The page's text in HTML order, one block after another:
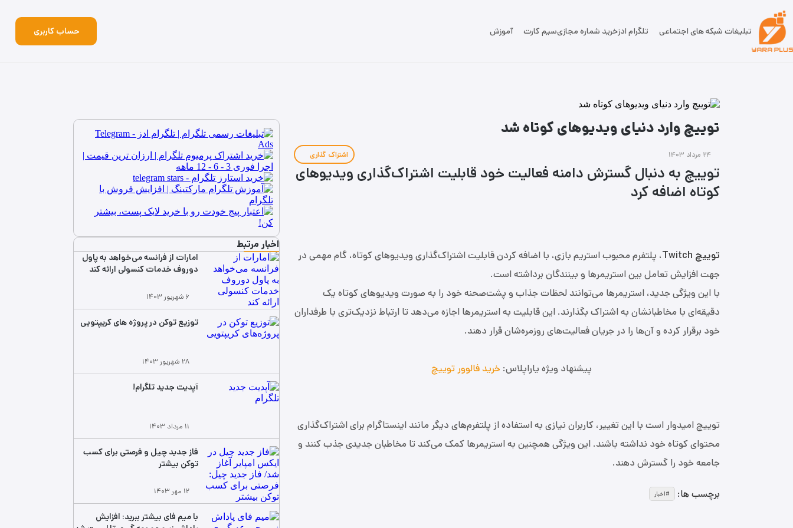
تبلیغات شبکه های اجتماعی تلگرام ادزخرید شماره مجازیسیم کارت آموزش حساب کاربری
توییچ وارد دنیای ویدیوهای کوتاه شد
۲۴ مرداد ۱۴۰۳ اشتراک گذاری
توییچ به دنبال گسترش دامنه فعالیت خود قابلیت اشتراک‌گذاری ویدیوهای
کوتاه اضافه کرد
توییچ Twitch
، پلتفرم محبوب استریم بازی، با اضافه کردن قابلیت اشتراک‌گذاری ویدیوهای کوتاه، گام مهمی در
جهت افزایش تعامل بین استریمرها و بینندگان برداشته است.
با این ویژگی جدید، استریمرها می‌توانند لحظات جذاب و پشت‌صحنه خود را به صورت ویدیوهای کوتاه یک
دقیقه‌ای با مخاطبانشان به اشتراک بگذارند. این قابلیت به استریمرها اجازه می‌دهد تا ارتباط نزدیک‌تری با طرفداران
خود برقرار کرده و آن‌ها را در جریان فعالیت‌های روزمره‌شان قرار دهند.
پیشنهاد ویژه یاراپلاس: خرید فالوور توییچ
توییچ امیدوار است با این تغییر، کاربران نیازی به استفاده از پلتفرم‌های دیگر مانند اینستاگرام برای اشتراک‌گذاری
محتوای کوتاه خود نداشته باشند. این ویژگی همچنین به استریمرها کمک می‌کند تا مخاطبان جدیدی جذب کنند و
جامعه خود را گسترش دهند.
برچسب ها: اخبار
اخبار مرتبط
امارات از فرانسه می‌خواهد به پاول
دوروف خدمات کنسولی ارائه کند
۶ شهریور ۱۴۰۳
توزیع توکن در پروژه‌ های کریپتویی
۲۸ شهریور ۱۴۰۳
آپدیت جدید تلگرام!
۱۱ مرداد ۱۴۰۳
فاز جدید چیل و فرصتی برای کسب
توکن بیشتر
۱۲ مهر ۱۴۰۳
با میم فای بیشتر ببرید: افزایش